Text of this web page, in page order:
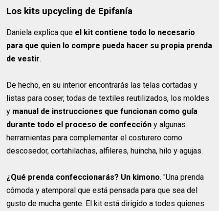
Los kits upcycling de Epifanía
Daniela explica que el kit contiene todo lo necesario
para que quien lo compre pueda hacer su propia prenda
de vestir.
De hecho, en su interior encontrarás las telas cortadas y
listas para coser, todas de textiles reutilizados, los moldes
y manual de instrucciones que funcionan como guía
durante todo el proceso de confección y algunas
herramientas para complementar el costurero como
descosedor, cortahilachas, alfileres, huincha, hilo y agujas.
¿Qué prenda confeccionarás? Un kimono. "Una prenda
cómoda y atemporal que está pensada para que sea del
gusto de mucha gente. El kit está dirigido a todes quienes